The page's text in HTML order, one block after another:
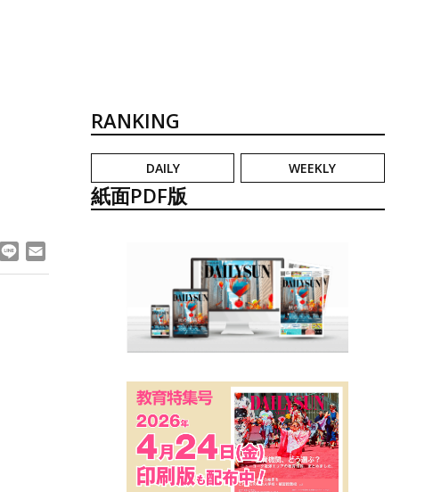
Facebook
Line
RANKING
DAILY WEEKLY
紙面PDF版